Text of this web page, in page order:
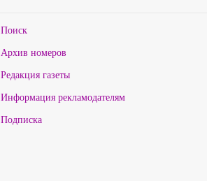
Поиск
Архив номеров
Редакция газеты
Информация рекламодателям
Подписка